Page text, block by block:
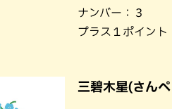
ナンバー：３
プラス１ポイント
三碧木星(さん